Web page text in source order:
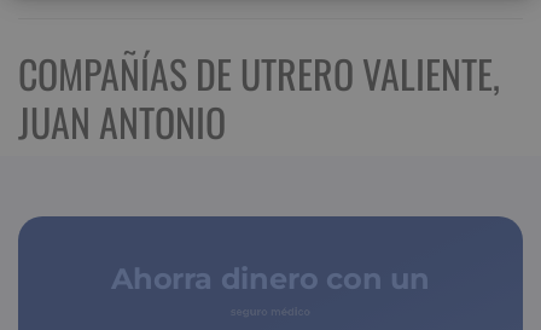
COMPAÑÍAS DE UTRERO VALIENTE,
JUAN ANTONIO
Ahorra dinero con un